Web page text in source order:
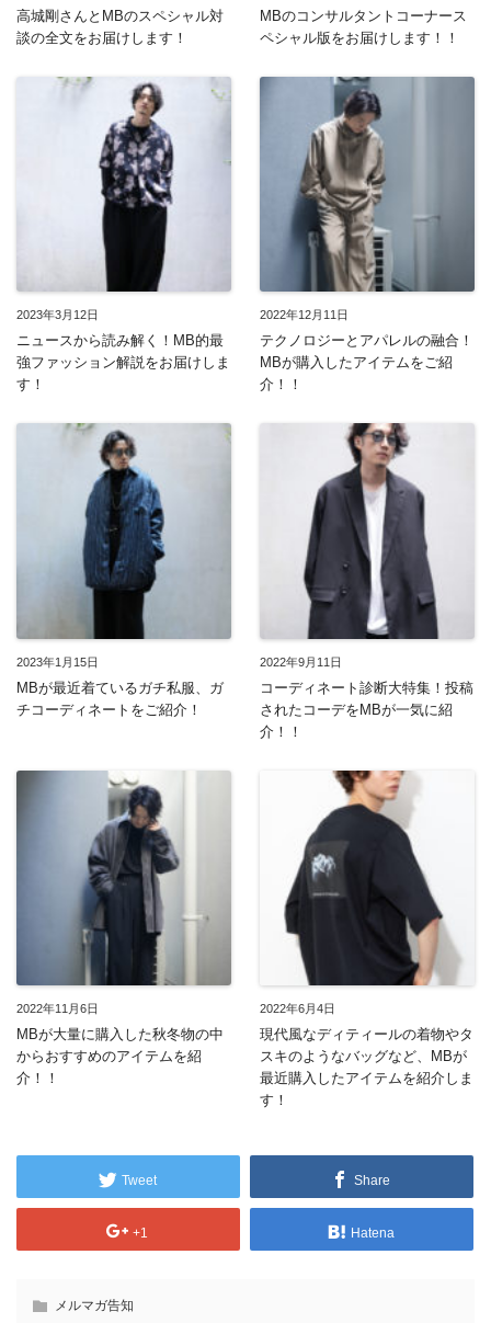
高城剛さんとMBのスペシャル対
談の全文をお届けします！
MBのコンサルタントコーナース
ペシャル版をお届けします！！
2023年3月12日
ニュースから読み解く！MB的最
強ファッション解説をお届けしま
す！
2022年12月11日
テクノロジーとアパレルの融合！
MBが購入したアイテムをご紹
介！！
2023年1月15日
MBが最近着ているガチ私服、ガ
チコーディネートをご紹介！
2022年9月11日
コーディネート診断大特集！投稿
されたコーデをMBが一気に紹
介！！
2022年11月6日
MBが大量に購入した秋冬物の中
からおすすめのアイテムを紹
介！！
2022年6月4日
現代風なディティールの着物やタ
スキのようなバッグなど、MBが
最近購入したアイテムを紹介しま
す！
Tweet Share
+1 Hatena
メルマガ告知